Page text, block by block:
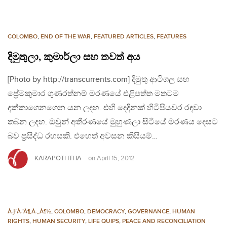
COLOMBO, END OF THE WAR, FEATURED ARTICLES, FEATURES
දිමුතුලා, කුමාර්ලා සහ තවත් අය
[Photo by http://transcurrents.com] දිමුතු ආටිගල සහ
ප්‍රේමකුමාර ගුණරත්නම් මරණයේ එළිපත්ත මතටම
දක්කාගෙනගෙන යන ලදහ. එහි දෙදිනක් හිටිපියවර රඳවා
තබන ලදහ. ඔවුන් අතීරණයේ මුහුණලා සිටියේ මරණය දෙසට
බව ප්‍රසිද්ධ රහසකි. එහෙත් අවසන කිසියම්…
KARAPOTHTHA on April 15, 2012
À·ƑÀ·’À¶‚À·„À¶½, COLOMBO, DEMOCRACY, GOVERNANCE, HUMAN
RIGHTS, HUMAN SECURITY, LIFE QUIPS, PEACE AND RECONCILIATION